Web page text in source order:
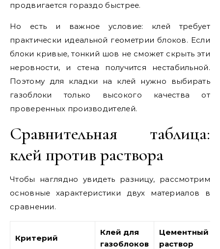
продвигается гораздо быстрее.
Но есть и важное условие: клей требует
практически идеальной геометрии блоков. Если
блоки кривые, тонкий шов не сможет скрыть эти
неровности, и стена получится нестабильной.
Поэтому для кладки на клей нужно выбирать
газоблоки только высокого качества от
проверенных производителей.
Сравнительная таблица:
клей против раствора
Чтобы наглядно увидеть разницу, рассмотрим
основные характеристики двух материалов в
сравнении.
Критерий
Клей для
газоблоков
Цементный
раствор